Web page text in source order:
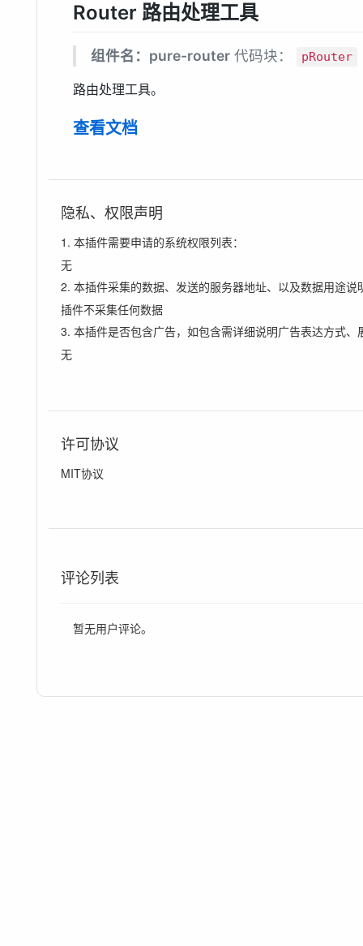
Router 路由处理工具
组件名：pure-router代码块： pRouter
路由处理工具。
查看文档
隐私、权限声明
1. 本插件需要申请的系统权限列表：
无
2. 本插件采集的数据、发送的服务器地址、以及数据用途说
插件不采集任何数据
3. 本插件是否包含广告，如包含需详细说明广告表达方式、
无
许可协议
MIT协议
评论列表
暂无用户评论。